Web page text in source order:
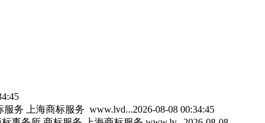
服务 上海商标服务 www.lvd...2026-08-08 00:34:45